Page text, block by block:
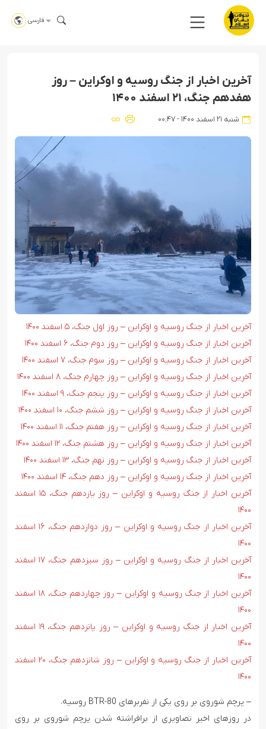
فارسی
آخرین اخبار از جنگ روسیه و اوکراین – روز
هفدهم جنگ، ۲۱ اسفند ۱۴۰۰
شنبه ۲۱ اسفند ۱۴۰۰ - ۰۰:۴۷
آخرین اخبار از جنگ روسیه و اوکراین – روز اول جنگ، ۵ اسفند ۱۴۰۰
آخرین اخبار از جنگ روسیه و اوکراین – روز دوم جنگ، ۶ اسفند ۱۴۰۰
آخرین اخبار از جنگ روسیه و اوکراین – روز سوم جنگ، ۷ اسفند ۱۴۰۰
آخرین اخبار از جنگ روسیه و اوکراین – روز چهارم جنگ، ۸ اسفند ۱۴۰۰
آخرین اخبار از جنگ روسیه و اوکراین – روز پنجم جنگ، ۹ اسفند ۱۴۰۰
آخرین اخبار از جنگ روسیه و اوکراین – روز ششم جنگ، ۱۰ اسفند ۱۴۰۰
آخرین اخبار از جنگ روسیه و اوکراین – روز هفتم جنگ، ۱۱ اسفند ۱۴۰۰
آخرین اخبار از جنگ روسیه و اوکراین – روز هشتم جنگ، ۱۲ اسفند ۱۴۰۰
آخرین اخبار از جنگ روسیه و اوکراین – روز نهم جنگ، ۱۳ اسفند ۱۴۰۰
آخرین اخبار از جنگ روسیه و اوکراین – روز دهم جنگ، ۱۴ اسفند ۱۴۰۰
آخرین اخبار از جنگ روسیه و اوکراین – روز یازدهم جنگ، ۱۵ اسفند
۱۴۰۰
آخرین اخبار از جنگ روسیه و اوکراین – روز دوازدهم جنگ، ۱۶ اسفند
۱۴۰۰
آخرین اخبار از جنگ روسیه و اوکراین – روز سیزدهم جنگ، ۱۷ اسفند
۱۴۰۰
آخرین اخبار از جنگ روسیه و اوکراین – روز چهاردهم جنگ، ۱۸ اسفند
۱۴۰۰
آخرین اخبار از جنگ روسیه و اوکراین – روز پانزدهم جنگ، ۱۹ اسفند
۱۴۰۰
آخرین اخبار از جنگ روسیه و اوکراین – روز شانزدهم جنگ، ۲۰ اسفند
۱۴۰۰
– پرچم شوروی بر روی یکی از نفربرهای BTR-80 روسیه.
در روزهای اخیر تصاویری از برافراشته شدن پرچم شوروی بر روی